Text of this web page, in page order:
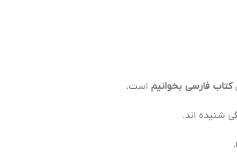
کتاب فارسی بخوانیم است.